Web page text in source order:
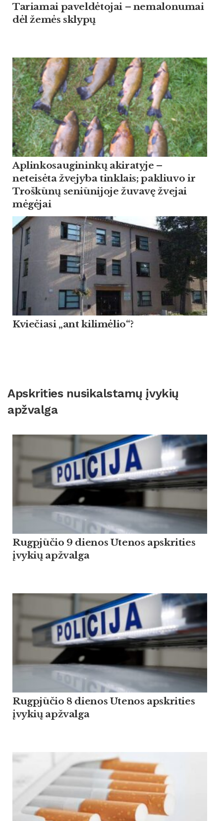
Tariamai paveldėtojai – nemalonumai
dėl žemės sklypų
Aplinkosaugininkų akiratyje –
neteisėta žvejyba tinklais; pakliuvo ir
Troškūnų seniūnijoje žuvavę žvejai
mėgėjai
Kviečiasi „ant kilimėlio“?
Apskrities nusikalstamų įvykių
apžvalga
Rugpjūčio 9 dienos Utenos apskrities
įvykių apžvalga
Rugpjūčio 8 dienos Utenos apskrities
įvykių apžvalga